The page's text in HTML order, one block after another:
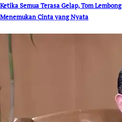
Ketika Semua Terasa Gelap, Tom Lembong
Menemukan Cinta yang Nyata